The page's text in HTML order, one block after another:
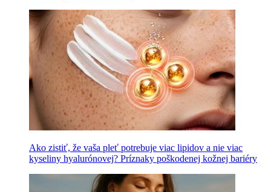
Ako zistiť, že vaša pleť potrebuje viac lipidov a nie viac
kyseliny hyalurónovej? Príznaky poškodenej kožnej bariéry